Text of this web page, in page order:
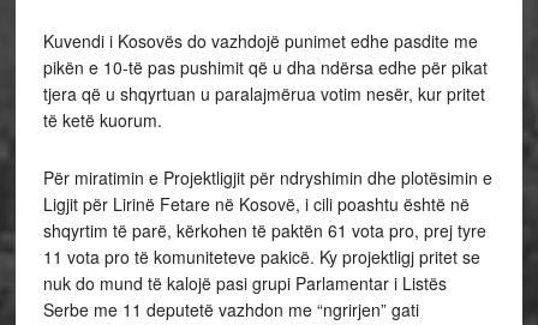
Kuvendi i Kosovës do vazhdojë punimet edhe pasdite me
pikën e 10-të pas pushimit që u dha ndërsa edhe për pikat
tjera që u shqyrtuan u paralajmërua votim nesër, kur pritet
të ketë kuorum.
Për miratimin e Projektligjit për ndryshimin dhe plotësimin e
Ligjit për Lirinë Fetare në Kosovë, i cili poashtu është në
shqyrtim të parë, kërkohen të paktën 61 vota pro, prej tyre
11 vota pro të komuniteteve pakicë. Ky projektligj pritet se
nuk do mund të kalojë pasi grupi Parlamentar i Listës
Serbe me 11 deputetë vazhdon me “ngrirjen” gati